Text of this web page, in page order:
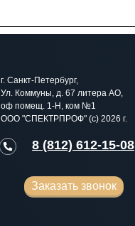
г. Санкт-Петербург,
Ул. Коммуны, д. 67 литера АО,
оф помещ. 1-Н, ком №1
ООО "СПЕКТРПРОФ" (с) 2026 г.
8 (812) 612-15-08
Заказать звонок